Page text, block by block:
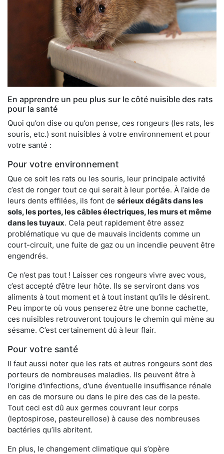
En apprendre un peu plus sur le côté nuisible des rats
pour la santé
Quoi qu’on dise ou qu’on pense, ces rongeurs (les rats, les
souris, etc.) sont nuisibles à votre environnement et pour
votre santé :
Pour votre environnement
Que ce soit les rats ou les souris, leur principale activité
c’est de ronger tout ce qui serait à leur portée. À l’aide de
leurs dents effilées, ils font de sérieux dégâts dans les
sols, les portes, les câbles électriques, les murs et même
dans les tuyaux. Cela peut rapidement être assez
problématique vu que de mauvais incidents comme un
court-circuit, une fuite de gaz ou un incendie peuvent être
engendrés.
Ce n’est pas tout ! Laisser ces rongeurs vivre avec vous,
c’est accepté d’être leur hôte. Ils se serviront dans vos
aliments à tout moment et à tout instant qu’ils le désirent.
Peu importe où vous penserez être une bonne cachette,
ces nuisibles retrouveront toujours le chemin qui mène au
sésame. C’est certainement dû à leur flair.
Pour votre santé
Il faut aussi noter que les rats et autres rongeurs sont des
porteurs de nombreuses maladies. Ils peuvent être à
l'origine d'infections, d'une éventuelle insuffisance rénale
en cas de morsure ou dans le pire des cas de la peste.
Tout ceci est dû aux germes couvrant leur corps
(leptospirose, pasteurellose) à cause des nombreuses
bactéries qu’ils abritent.
En plus, le changement climatique qui s’opère